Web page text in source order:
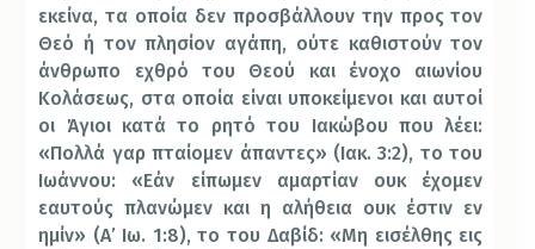
εκείνα, τα οποία δεν προσβάλλουν την προς τον
Θεό ή τον πλησίον αγάπη, ούτε καθιστούν τον
άνθρωπο εχθρό του Θεού και ένοχο αιωνίου
Κολάσεως, στα οποία είναι υποκείμενοι και αυτοί
οι Άγιοι κατά το ρητό του Ιακώβου που λέει:
«Πολλά γαρ πταίομεν άπαντες» (Ιακ. 3:2), το του
Ιωάννου: «Εάν είπωμεν αμαρτίαν ουκ έχομεν
εαυτούς πλανώμεν και η αλήθεια ουκ έστιν εν
ημίν» (Α’ Ιω. 1:8), το του Δαβίδ: «Μη εισέλθης εις